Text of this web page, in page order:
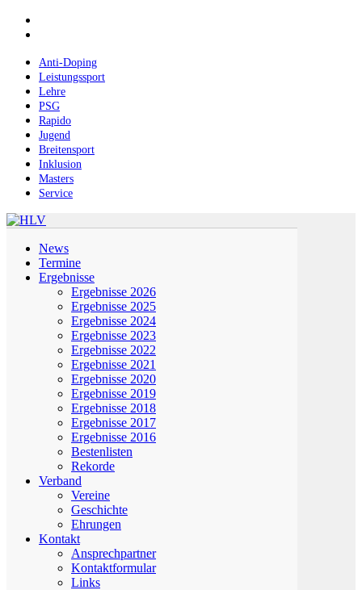
Skip
contentAnti-Doping
Leistungssport
Lehre
PSG
Rapido
Jugend
Breitensport
Inklusion
Masters
Service
News
Termine
Ergebnisse
Ergebnisse 2026
Ergebnisse 2025
Ergebnisse 2024
Ergebnisse 2023
Ergebnisse 2022
Ergebnisse 2021
Ergebnisse 2020
Ergebnisse 2019
Ergebnisse 2018
Ergebnisse 2017
Ergebnisse 2016
Bestenlisten
Rekorde
Verband
Vereine
Geschichte
Ehrungen
Kontakt
Ansprechpartner
Kontaktformular
Links